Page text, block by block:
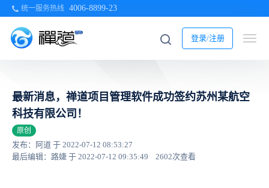
统一服务热线 4006-8899-23
登录/注册
最新消息，禅道项目管理软件成功签约苏州某航空
科技有限公司！
原创
发布：阿道 于 2022-07-12 08:53:27
最后编辑：路婕 于 2022-07-12 09:35:49
2602次查看